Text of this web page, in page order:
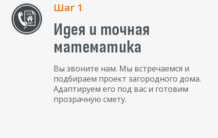
Шаг 1
Идея и точная
математика
Вы звоните нам. Мы встречаемся и
подбираем проект загородного дома.
Адаптируем его под вас и готовим
прозрачную смету.